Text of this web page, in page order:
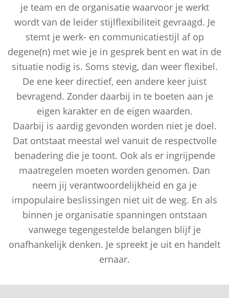
je team en de organisatie waarvoor je werkt
wordt van de leider stijlflexibiliteit gevraagd. Je
stemt je werk- en communicatiestijl af op
degene(n) met wie je in gesprek bent en wat in de
situatie nodig is. Soms stevig, dan weer flexibel.
De ene keer directief, een andere keer juist
bevragend. Zonder daarbij in te boeten aan je
eigen karakter en de eigen waarden.
Daarbij is aardig gevonden worden niet je doel.
Dat ontstaat meestal wel vanuit de respectvolle
benadering die je toont. Ook als er ingrijpende
maatregelen moeten worden genomen. Dan
neem jij verantwoordelijkheid en ga je
impopulaire beslissingen niet uit de weg. En als
binnen je organisatie spanningen ontstaan
vanwege tegengestelde belangen blijf je
onafhankelijk denken. Je spreekt je uit en handelt
ernaar.